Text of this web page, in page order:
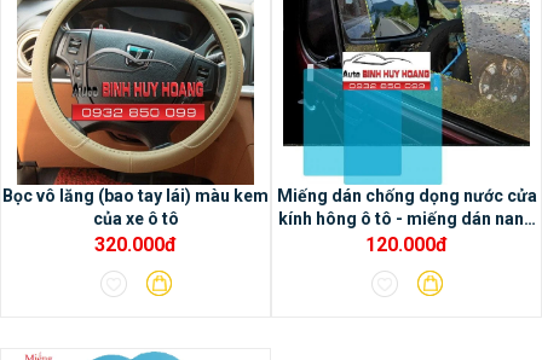
- Chức năng dẫn đường và tích hợp bản đồ
online Google map và có thể sử dụng bản
đồ offline Navitel
Bọc vô lăng (bao tay lái) màu kem
của xe ô tô
320.000đ
Miếng dán chống dọng nước cửa
kính hông ô tô - miếng dán nano
ô tô
120.000đ